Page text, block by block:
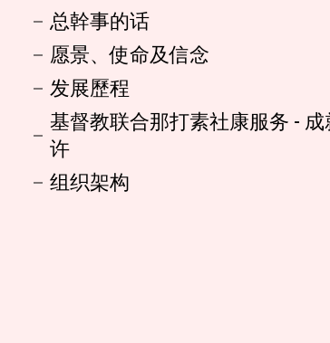
总幹事的话
愿景、使命及信念
发展歷程
基督教联合那打素社康服务 - 成
许
组织架构